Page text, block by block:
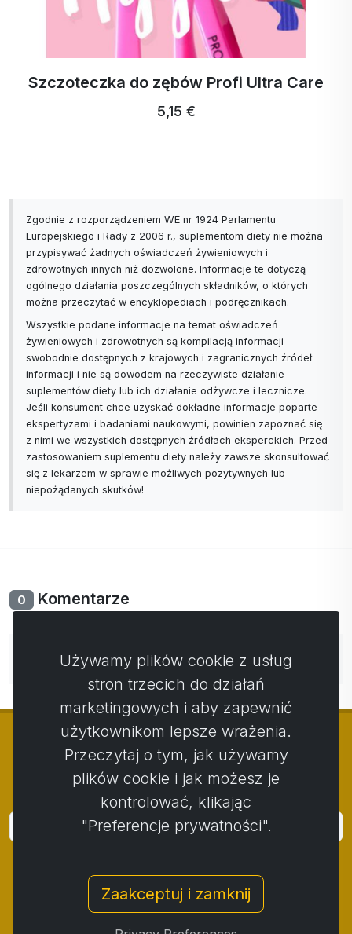
ActivStrips Paski do prania na 32 prania
17,99 € … 18,94 €
Zgodnie z rozporządzeniem WE nr 1924 Parlamentu
Europejskiego i Rady z 2006 r., suplementom diety nie można
przypisywać żadnych oświadczeń żywieniowych i
zdrowotnych innych niż dozwolone. Informacje te dotyczą
ogólnego działania poszczególnych składników, o których
można przeczytać w encyklopediach i podręcznikach.
Wszystkie podane informacje na temat oświadczeń
żywieniowych i zdrowotnych są kompilacją informacji
swobodnie dostępnych z krajowych i zagranicznych źródeł
informacji i nie są dowodem na rzeczywiste działanie
suplementów diety lub ich działanie odżywcze i lecznicze.
Jeśli konsument chce uzyskać dokładne informacje poparte
ekspertyzami i badaniami naukowymi, powinien zapoznać się
z nimi we wszystkich dostępnych źródłach eksperckich. Przed
zastosowaniem suplementu diety należy zawsze skonsultować
się z lekarzem w sprawie możliwych pozytywnych lub
niepożądanych skutków!
0 Komentarze
Nie ma jeszcze komentarzy. Bądź pierwszy ze swoim
komentarzem.
© Copyright 2014 - 2026 Activstar
Zaloguj się
Zasady i warunki / Polityka prywatności
Procedura składania skarg / Protokół reklamacji
Używamy plików cookie z usług
stron trzecich do działań
marketingowych i aby zapewnić
użytkownikom lepsze wrażenia.
Przeczytaj o tym, jak używamy
plików cookie i jak możesz je
kontrolować, klikając
"Preferencje prywatności".
Zaakceptuj i zamknij